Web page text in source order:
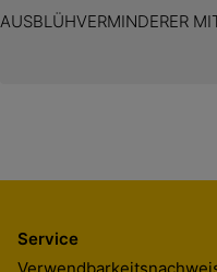
AUSBLÜHVERMINDERER
Service